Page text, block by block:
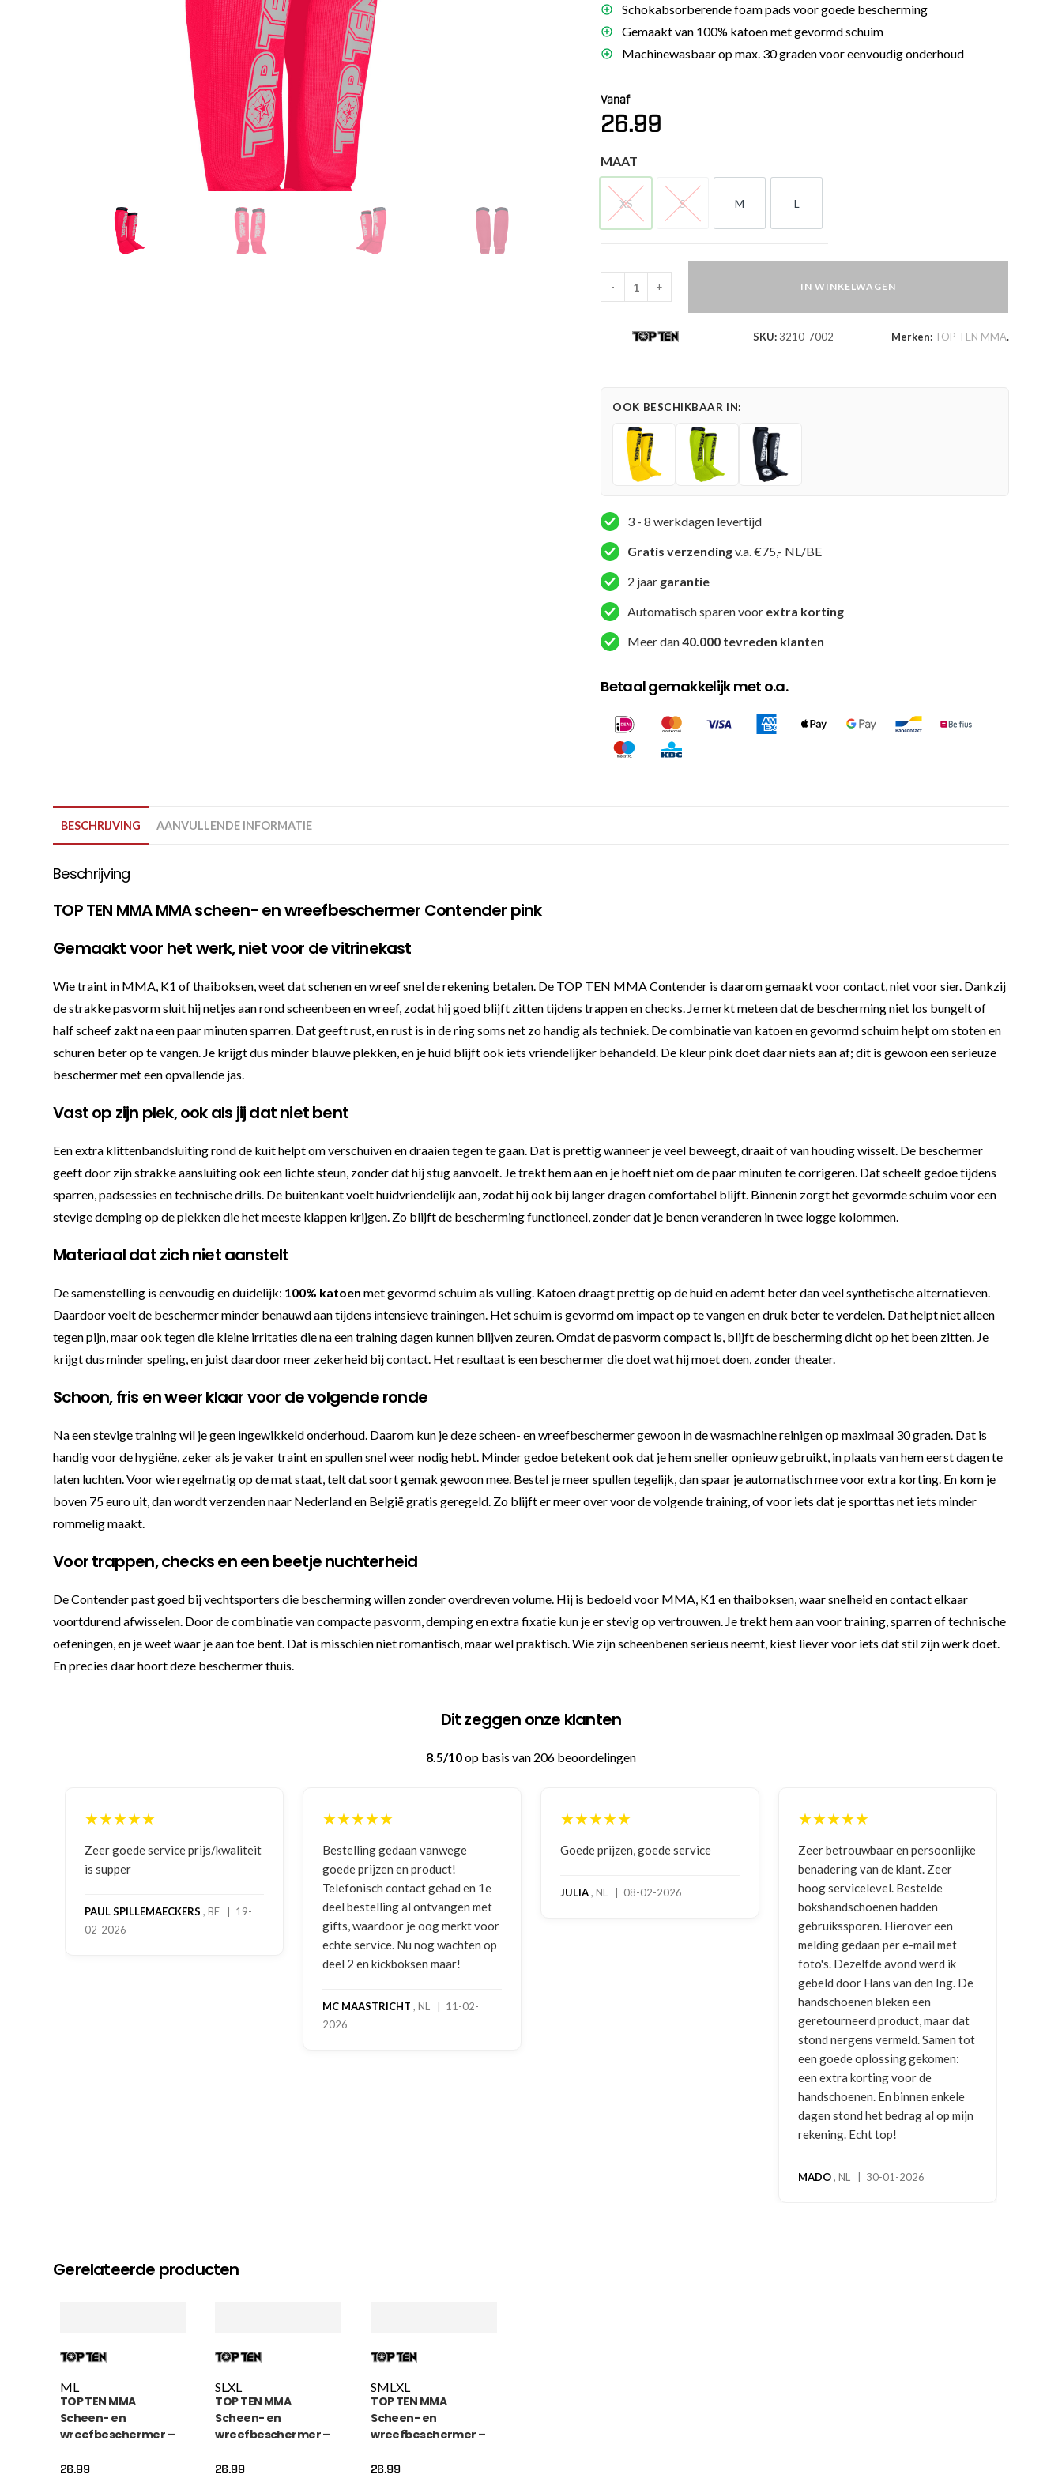
Voor dames
Zakhandschoenen
Trainingsartikelen
Bokszak
Bevestigingsmateriaal
bokszak
Bokspoppen
Stoot- en trapkussens
Schokabsorberende foam pads voor goede bescherming
Gemaakt van 100% katoen met gevormd schuim
Machinewasbaar op max. 30 graden voor eenvoudig onderhoud
Vanaf
26.99
MAAT
XS
XS
S
S
M
M
L
L
Contender
- + IN WINKELWAGEN
SKU: 3210-7002 Merken: TOP TEN MMA.
OOK BESCHIKBAAR IN:
3 - 8 werkdagen levertijd
Gratis verzendingv.a. €75,- NL/BE
2 jaar garantie
Automatisch sparen voor extra korting
Meer dan40.000 tevreden klanten
Betaal gemakkelijk met o.a.
BESCHRIJVING AANVULLENDE INFORMATIE
Beschrijving
TOP TEN MMA MMA scheen- en wreefbeschermer Contender pink
Gemaakt voor het werk, niet voor de vitrinekast
Wie traint in MMA, K1 of thaiboksen, weet dat schenen en wreef snel de rekening betalen. De TOP TEN MMA Contender is daarom gemaakt voor contact, niet voor sier. Dankzij
de strakke pasvorm sluit hij netjes aan rond scheenbeen en wreef, zodat hij goed blijft zitten tijdens trappen en checks. Je merkt meteen dat de bescherming niet los bungelt of
half scheef zakt na een paar minuten sparren. Dat geeft rust, en rust is in de ring soms net zo handig als techniek. De combinatie van katoen en gevormd schuim helpt om stoten en
schuren beter op te vangen. Je krijgt dus minder blauwe plekken, en je huid blijft ook iets vriendelijker behandeld. De kleur pink doet daar niets aan af; dit is gewoon een serieuze
beschermer met een opvallende jas.
Vast op zijn plek, ook als jij dat niet bent
Een extra klittenbandsluiting rond de kuit helpt om verschuiven en draaien tegen te gaan. Dat is prettig wanneer je veel beweegt, draait of van houding wisselt. De beschermer
geeft door zijn strakke aansluiting ook een lichte steun, zonder dat hij stug aanvoelt. Je trekt hem aan en je hoeft niet om de paar minuten te corrigeren. Dat scheelt gedoe tijdens
sparren, padsessies en technische drills. De buitenkant voelt huidvriendelijk aan, zodat hij ook bij langer dragen comfortabel blijft. Binnenin zorgt het gevormde schuim voor een
stevige demping op de plekken die het meeste klappen krijgen. Zo blijft de bescherming functioneel, zonder dat je benen veranderen in twee logge kolommen.
Materiaal dat zich niet aanstelt
De samenstelling is eenvoudig en duidelijk: 100% katoen met gevormd schuim als vulling. Katoen draagt prettig op de huid en ademt beter dan veel synthetische alternatieven.
Daardoor voelt de beschermer minder benauwd aan tijdens intensieve trainingen. Het schuim is gevormd om impact op te vangen en druk beter te verdelen. Dat helpt niet alleen
tegen pijn, maar ook tegen die kleine irritaties die na een training dagen kunnen blijven zeuren. Omdat de pasvorm compact is, blijft de bescherming dicht op het been zitten. Je
krijgt dus minder speling, en juist daardoor meer zekerheid bij contact. Het resultaat is een beschermer die doet wat hij moet doen, zonder theater.
Schoon, fris en weer klaar voor de volgende ronde
Na een stevige training wil je geen ingewikkeld onderhoud. Daarom kun je deze scheen- en wreefbeschermer gewoon in de wasmachine reinigen op maximaal 30 graden. Dat is
handig voor de hygiëne, zeker als je vaker traint en spullen snel weer nodig hebt. Minder gedoe betekent ook dat je hem sneller opnieuw gebruikt, in plaats van hem eerst dagen te
laten luchten. Voor wie regelmatig op de mat staat, telt dat soort gemak gewoon mee. Bestel je meer spullen tegelijk, dan spaar je automatisch mee voor extra korting. En kom je
boven 75 euro uit, dan wordt verzenden naar Nederland en België gratis geregeld. Zo blijft er meer over voor de volgende training, of voor iets dat je sporttas net iets minder
rommelig maakt.
Voor trappen, checks en een beetje nuchterheid
De Contender past goed bij vechtsporters die bescherming willen zonder overdreven volume. Hij is bedoeld voor MMA, K1 en thaiboksen, waar snelheid en contact elkaar
voortdurend afwisselen. Door de combinatie van compacte pasvorm, demping en extra fixatie kun je er stevig op vertrouwen. Je trekt hem aan voor training, sparren of technische
oefeningen, en je weet waar je aan toe bent. Dat is misschien niet romantisch, maar wel praktisch. Wie zijn scheenbenen serieus neemt, kiest liever voor iets dat stil zijn werk doet.
En precies daar hoort deze beschermer thuis.
Dit zeggen onze klanten
8.5/10op basis van 206 beoordelingen
★★★★★
Zeer goede service prijs/kwaliteit
is supper
PAUL SPILLEMAECKERS , BE | 19-
02-2026
★★★★★
Bestelling gedaan vanwege
goede prijzen en product!
Telefonisch contact gehad en 1e
deel bestelling al ontvangen met
gifts, waardoor je oog merkt voor
echte service. Nu nog wachten op
deel 2 en kickboksen maar!
MC MAASTRICHT , NL | 11-02-
2026
★★★★★
Goede prijzen, goede service
JULIA, NL | 08-02-2026
★★★★★
Zeer betrouwbaar en persoonlijke
benadering van de klant. Zeer
hoog servicelevel. Bestelde
bokshandschoenen hadden
gebruikssporen. Hierover een
melding gedaan per e-mail met
foto's. Dezelfde avond werd ik
gebeld door Hans van den Ing. De
handschoenen bleken een
geretourneerd product, maar dat
stond nergens vermeld. Samen tot
een goede oplossing gekomen:
een extra korting voor de
handschoenen. En binnen enkele
dagen stond het bedrag al op mijn
rekening. Echt top!
MADO, NL | 30-01-2026
Gerelateerde producten
ML
TOP TEN MMA
Scheen- en
wreefbeschermer –
26.99
SLXL
TOP TEN MMA
Scheen- en
wreefbeschermer –
26.99
SMLXL
TOP TEN MMA
Scheen- en
wreefbeschermer –
26.99